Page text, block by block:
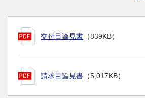
交付目論見書 （839KB）
請求目論見書 （5,017KB）